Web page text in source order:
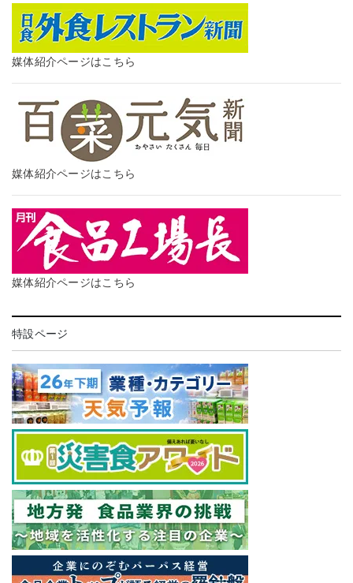
媒体紹介ページはこちら
媒体紹介ページはこちら
媒体紹介ページはこちら
特設ページ